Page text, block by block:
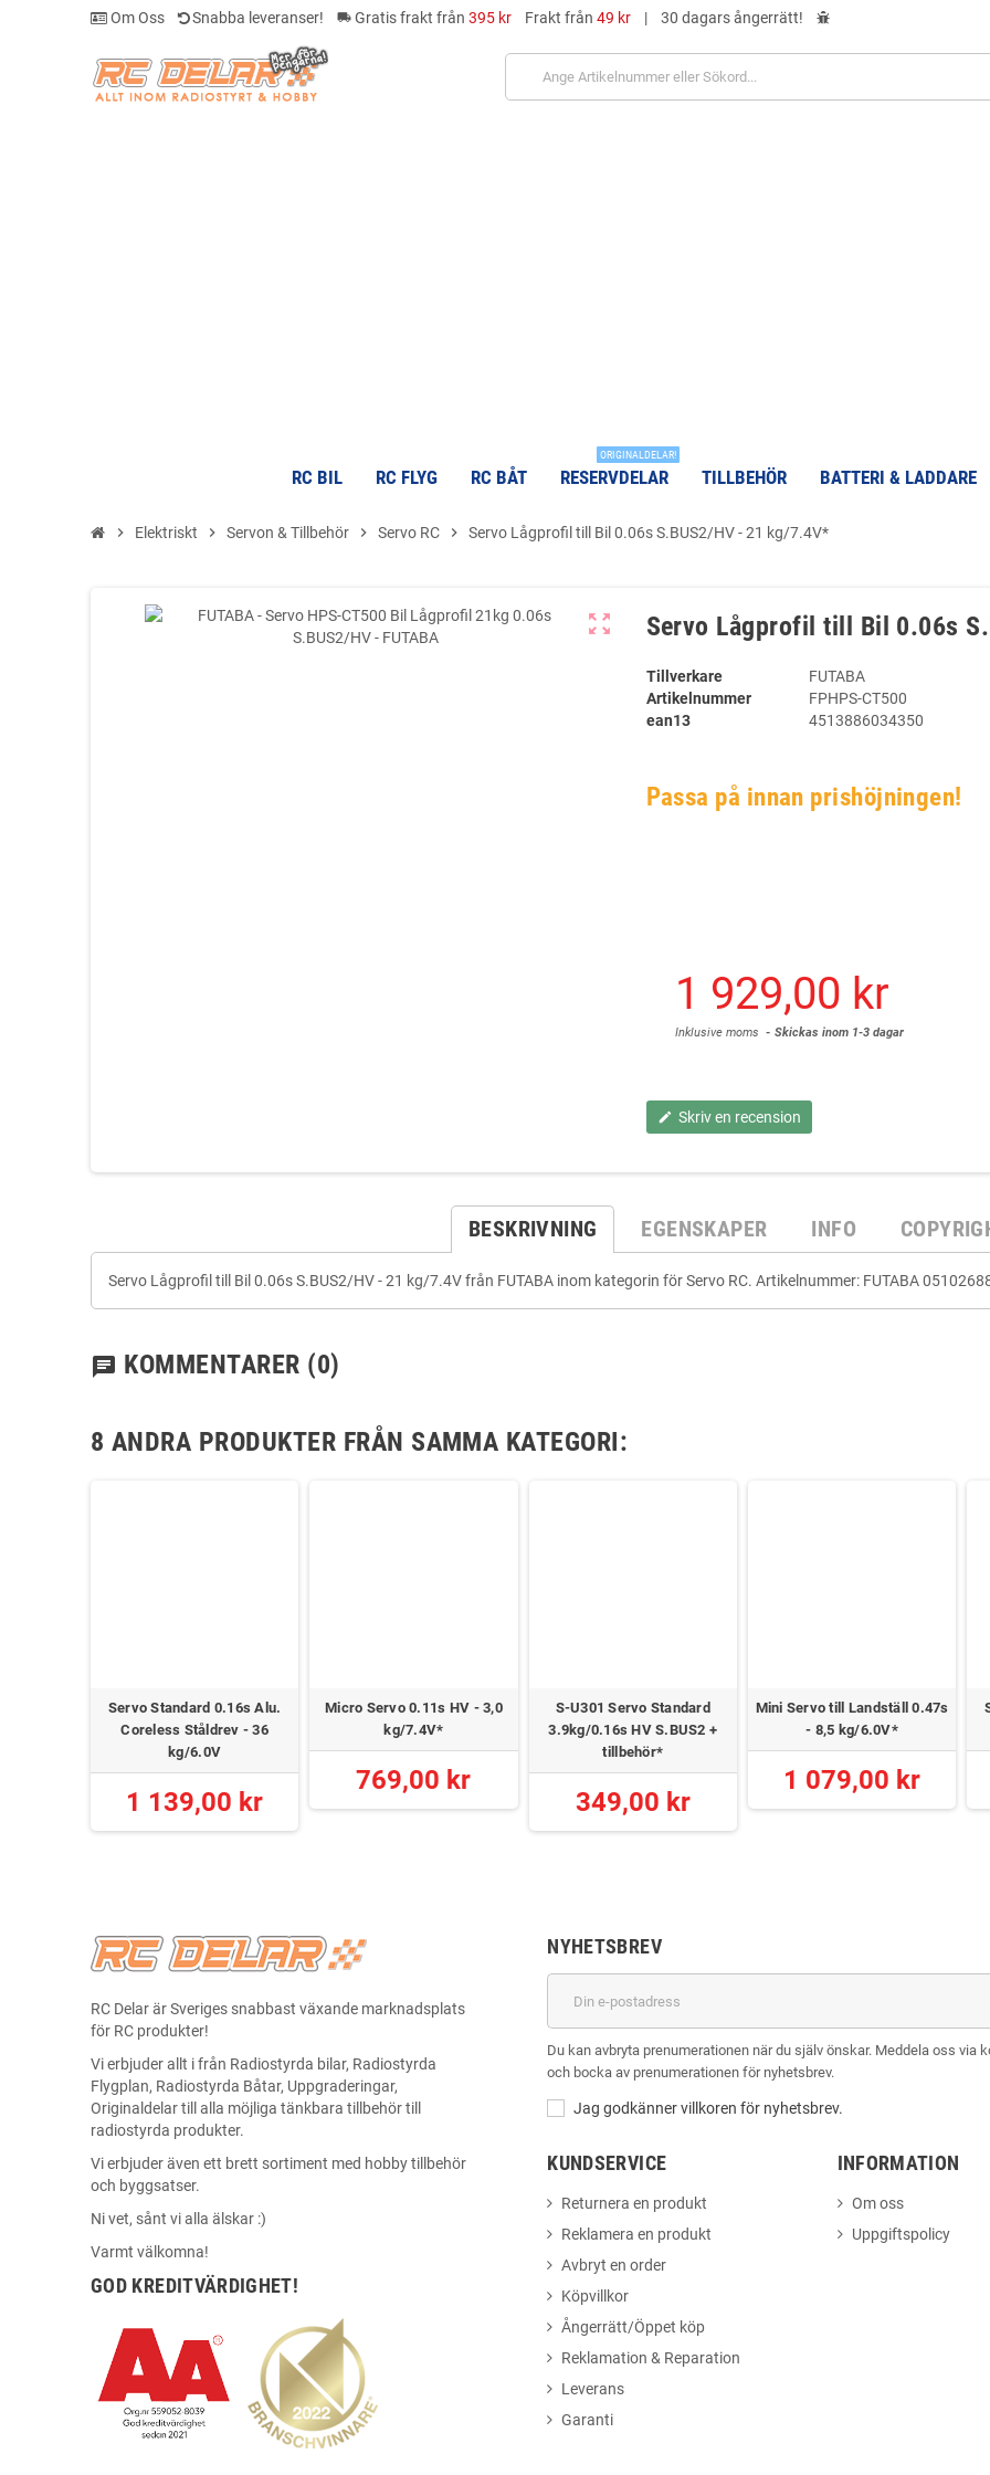
Om Oss Snabba leveranser! local_shipping Gratis frakt från 395 kr Frakt från 49 kr | 30 dagars ångerrätt!
RC BIL RC FLYG RC BÅT RESERVDELAR
ORIGINALDELAR!
TILLBEHÖR BATTERI & LADDARE
chevron_right Elektriskt chevron_right Servon & Tillbehör chevron_right Servo RC chevron_right Servo Lågprofil till Bil 0.06s S.BUS2/HV - 21 kg/7.4V*
zoom_out_map Servo Lågprofil till Bil 0.06s
Tillverkare
FUTABA
Artikelnummer
FPHPS-CT500
ean13
4513886034350
Passa på innan prishöjningen!
1 929,00 kr
Inklusive moms Skickas inom 1-3 dagar
edit Skriv en recension
BESKRIVNING EGENSKAPER INFO
Servo Lågprofil till Bil 0.06s S.BUS2/HV - 21 kg/7.4V från FUTABA inom kategorin för Servo RC. Artikelnummer: FUTABA
chat KOMMENTARER (0)
8 ANDRA PRODUKTER FRÅN SAMMA KATEGORI:
Servo Standard 0.16s Alu.
Coreless Ståldrev - 36
kg/6.0V
1 139,00 kr
Micro Servo 0.11s HV - 3,0
kg/7.4V*
769,00 kr
S-U301 Servo Standard
3.9kg/0.16s HV S.BUS2 +
tillbehör*
349,00 kr
Mini Servo till Landställ 0.47s
- 8,5 kg/6.0V*
1 079,00 kr
RC Delar är Sveriges snabbast växande marknadsplats
för RC produkter!
Vi erbjuder allt i från Radiostyrda bilar, Radiostyrda
Flygplan, Radiostyrda Båtar, Uppgraderingar,
Originaldelar till alla möjliga tänkbara tillbehör till
radiostyrda produkter.
Vi erbjuder även ett brett sortiment med hobby tillbehör
och byggsatser.
Ni vet, sånt vi alla älskar :)
Varmt välkomna!
GOD KREDITVÄRDIGHET!
NYHETSBREV
Du kan avbryta prenumerationen när du själv önskar. Meddela oss
och bocka av prenumerationen för nyhetsbrev.
Jag godkänner villkoren för nyhetsbrev.
KUNDSERVICE
Returnera en produkt
Reklamera en produkt
Avbryt en order
Köpvillkor
Ångerrätt/Öppet köp
Reklamation & Reparation
Leverans
Garanti
INFORMATION
Om oss
Uppgiftspolicy